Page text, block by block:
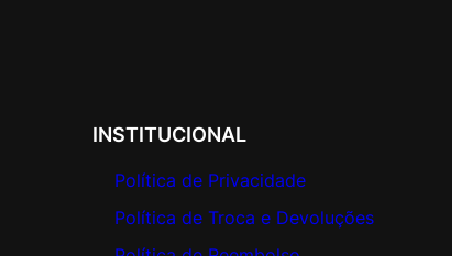
INSTITUCIONAL
Política de Privacidade
Política de Troca e Devoluções